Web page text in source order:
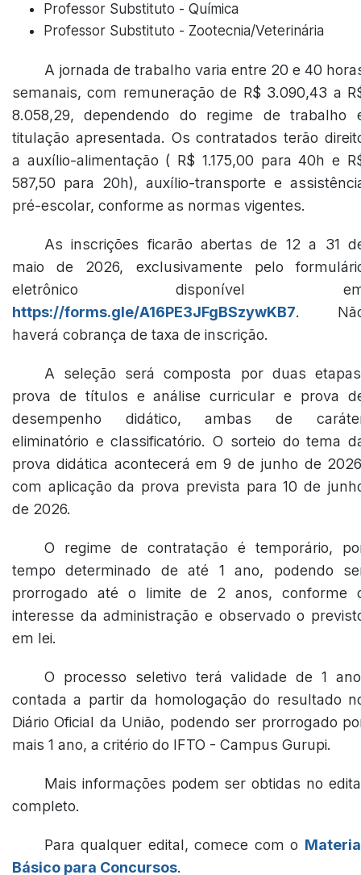
Professor Substituto - Química
Professor Substituto - Zootecnia/Veterinária
A jornada de trabalho varia entre 20 e 40
semanais, com remuneração de R$ 3.090,43 a
8.058,29, dependendo do regime de trabalho
titulação apresentada. Os contratados terão
a auxílio-alimentação ( R$ 1.175,00 para 40h e
587,50 para 20h), auxílio-transporte e
pré-escolar, conforme as normas vigentes.
As inscrições ficarão abertas de 12 a 31
maio de 2026, exclusivamente pelo
eletrônico disponível
https://forms.gle/A16PE3JFgBSzywKB7.
haverá cobrança de taxa de inscrição.
A seleção será composta por duas
prova de títulos e análise curricular e prova
desempenho didático, ambas de
eliminatório e classificatório. O sorteio do tema
prova didática acontecerá em 9 de junho de
com aplicação da prova prevista para 10 de
de 2026.
O regime de contratação é temporário,
tempo determinado de até 1 ano, podendo
prorrogado até o limite de 2 anos, conforme
interesse da administração e observado o
em lei.
O processo seletivo terá validade de 1
contada a partir da homologação do resultado
Diário Oficial da União, podendo ser prorrogado
mais 1 ano, a critério do IFTO - Campus Gurupi.
Mais informações podem ser obtidas no
completo.
Para qualquer edital, comece com o
Básico para Concursos.